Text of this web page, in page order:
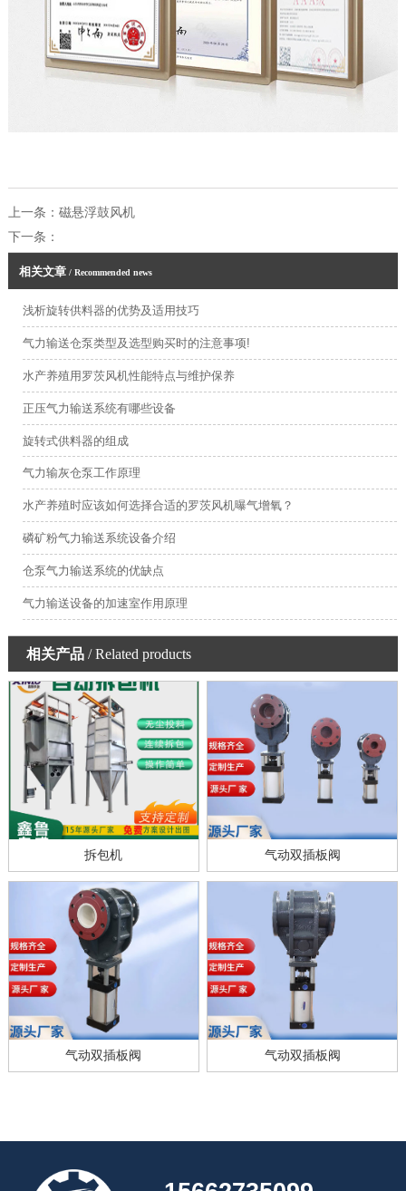
上一条： 磁悬浮鼓风机
下一条：
相关文章/ Recommended news
浅析旋转供料器的优势及适用技巧
气力输送仓泵类型及选型购买时的注意事项!
水产养殖用罗茨风机性能特点与维护保养
正压气力输送系统有哪些设备
旋转式供料器的组成
气力输灰仓泵工作原理
水产养殖时应该如何选择合适的罗茨风机曝气增氧？
磷矿粉气力输送系统设备介绍
仓泵气力输送系统的优缺点
气力输送设备的加速室作用原理
相关产品/ Related products
拆包机 气动双插板阀
气动双插板阀 气动双插板阀